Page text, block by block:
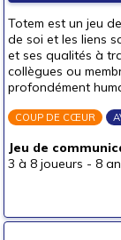
Totem est un jeu
de soi et les liens
et ses qualités à
collègues ou
profondément
COUP DE CŒUR
Jeu de
3 à 8 joueurs - 8